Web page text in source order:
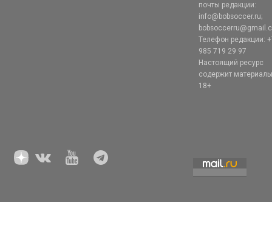
почты редакции:
info@bobsoccer.ru;
Телефон редакции:
985 719 29 97
Настоящий ресурс
содержит
18+